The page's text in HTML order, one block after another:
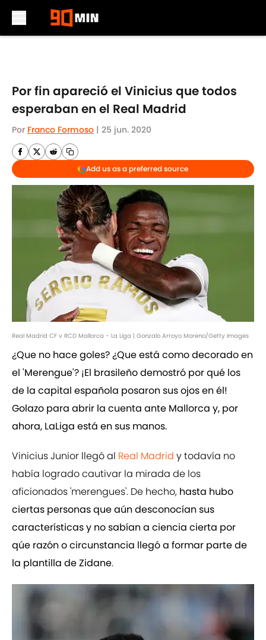
Por fin apareció el Vinicius que todos
esperaban en el Real Madrid
Por Franco Formoso | 25 jun. 2020
Add us as a preferred source
Real Madrid CF v RCD Mallorca - La Liga | Gonzalo Arroyo Moreno/Getty Images
¿Que no hace goles? ¿Que está como decorado en
el 'Merengue'? ¡El brasileño demostró por qué los
de la capital española posaron sus ojos en él!
Golazo para abrir la cuenta ante Mallorca y, por
ahora, LaLiga está en sus manos.
Vinicius Junior llegó al Real Madrid y todavía no
había logrado cautivar la mirada de los
aficionados 'merengues'. De hecho, hasta hubo
ciertas personas que aún desconocían sus
características y no sabían a ciencia cierta por
qúe razón o circunstancia llegó a formar parte de
la plantilla de Zidane.